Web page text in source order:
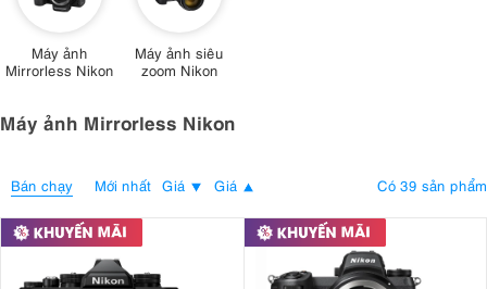
Máy ảnh
Mirrorless Nikon
Máy ảnh siêu
zoom Nikon
Máy ảnh Mirrorless Nikon
Bán chạy Mới nhất Giá Giá Có 39 sản phẩm